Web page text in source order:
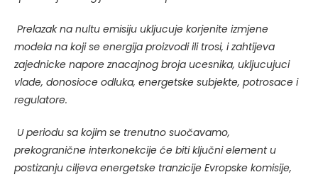
Prelazak na nultu emisiju ukljucuje korjenite izmjene
modela na koji se energija proizvodi ili trosi, i zahtijeva
zajednicke napore znacajnog broja ucesnika, ukljucujuci
vlade, donosioce odluka, energetske subjekte, potrosace i
regulatore.
U periodu sa kojim se trenutno suočavamo,
prekogranične interkonekcije će biti ključni element u
postizanju ciljeva energetske tranzicije Evropske komisije,